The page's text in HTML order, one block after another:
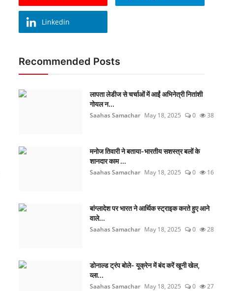
Linkedin
Recommended Posts
लापता लेडीज से चर्चाओं में आईं अभिनेत्री नितांशी
गोयल न...
Saahas Samachar May 18, 2025 0 38
मनोज तिवारी ने बताया-भारतीय सशस्त्र बलों के
शानदार काम ...
Saahas Samachar May 18, 2025 0 16
बांग्लादेश पर भारत ने आर्थिक स्ट्राइक करते हुए आने
वाले...
Saahas Samachar May 18, 2025 0 28
डोनाल्ड ट्रंप बोले- यूक्रेन में बंद करें खूनी खेल,
व्ला...
Saahas Samachar May 18, 2025 0 27